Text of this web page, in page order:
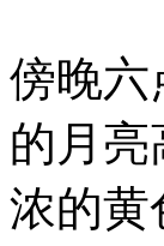
傍晚六
的月
浓的黄